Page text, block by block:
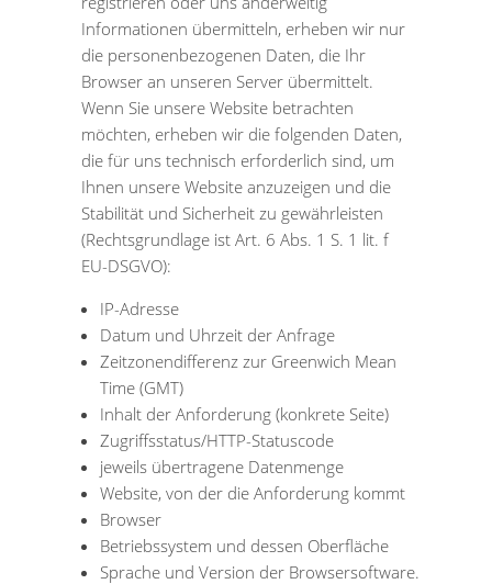
Informationen übermitteln, erheben wir nur
die personenbezogenen Daten, die Ihr
Browser an unseren Server übermittelt.
Wenn Sie unsere Website betrachten
möchten, erheben wir die folgenden Daten,
die für uns technisch erforderlich sind, um
Ihnen unsere Website anzuzeigen und die
Stabilität und Sicherheit zu gewährleisten
(Rechtsgrundlage ist Art. 6 Abs. 1 S. 1 lit. f
EU-DSGVO):
IP-Adresse
Datum und Uhrzeit der Anfrage
Zeitzonendifferenz zur Greenwich Mean
Time (GMT)
Inhalt der Anforderung (konkrete Seite)
Zugriffsstatus/HTTP-Statuscode
jeweils übertragene Datenmenge
Website, von der die Anforderung kommt
Browser
Betriebssystem und dessen Oberfläche
Sprache und Version der Browsersoftware.